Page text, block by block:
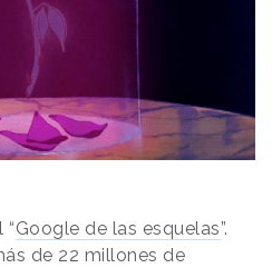
Google de las esquelas”.
de 22 millones de